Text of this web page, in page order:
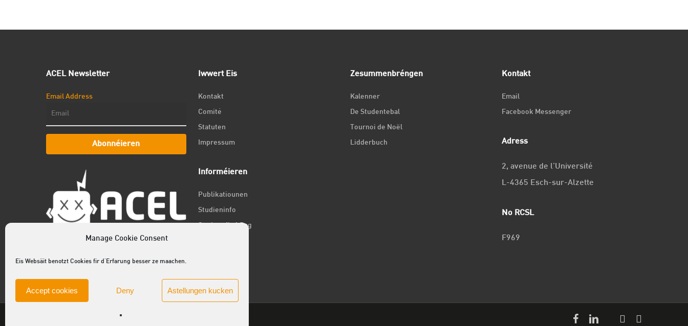
Manage Cookie Consent
Eis Websäit benotzt Cookies fir d'Erfarung besser ze maachen.
Accept cookies Deny Astellungen kucken
ACEL Newsletter
Email Address
Abonnéieren
Iwwert Eis
Kontakt
Comité
Statuten
Impressum
Informéieren
Publikatiounen
Studieninfo
Student fir 1 Dag
Zesummenbréngen
Kalenner
De Studentebal
Tournoi de Noël
Lidderbuch
Kontakt
Email
Facebook Messenger
Adress
2, avenue de l’Université
L-4365 Esch-sur-Alzette
No RCSL
F969
facebooklinkedinyoutube
githubinstagram